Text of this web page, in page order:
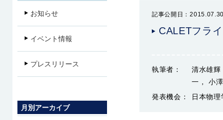
記事公開日：
CALETフラ
執筆者：
清水雄輝
一， 小
発表機会：
日本物
お知らせ
イベント情報
プレスリリース
月別アーカイブ